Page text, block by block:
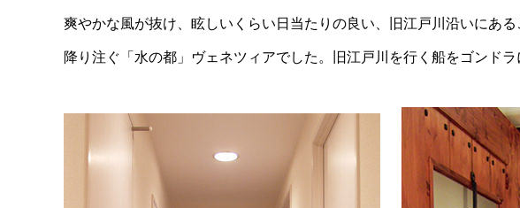
爽やかな風が抜け、眩しいくらい日当たりの良い、旧江戸川沿いにあ
降り注ぐ「水の都」ヴェネツィアでした。旧江戸川を行く船をゴンド